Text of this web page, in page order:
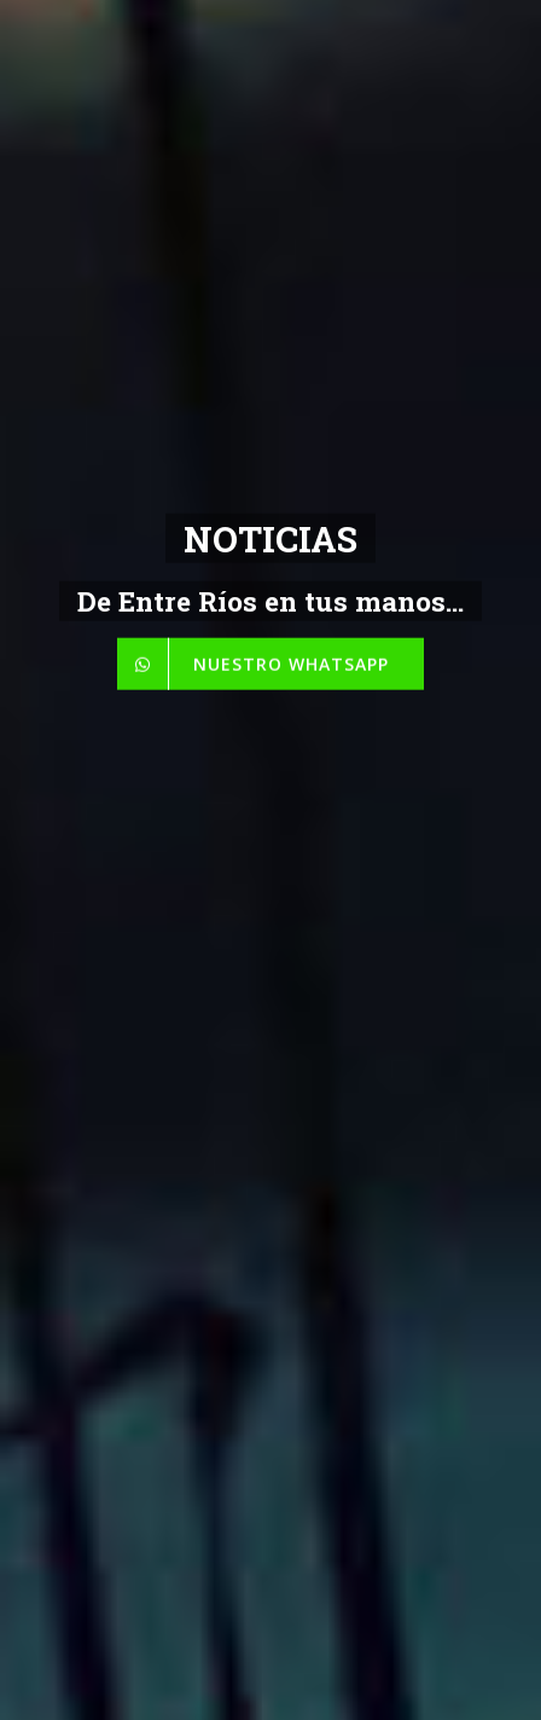
Toda la Informacion
De Entre Ríos en tus manos...
NUESTRO WHATSAPP